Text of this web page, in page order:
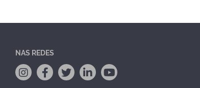
NAS REDES